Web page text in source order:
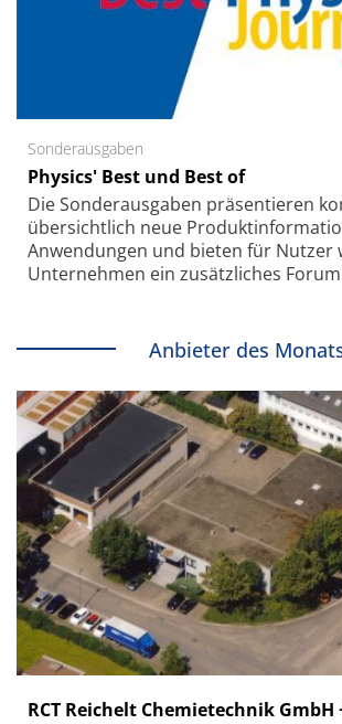
Sonderausgaben
Physics' Best und Best of
Die Sonder­ausgaben präsentieren
übersichtlich neue
Anwendungen und bieten für Nutzer
Unternehmen ein zusätzliches
Anbieter des
RCT Reichelt Chemietechnik GmbH